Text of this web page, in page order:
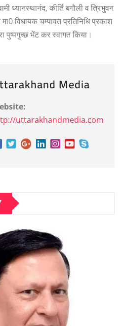
ध्यानस्थानंद, कीर्ति बगौली व त्रिभुवन
विधायक चम्पावत प्रतिनिधि प्रकाश
पुष्पगुच्छ भेंट कर स्वागत किया।
Media
uttarakhandmedia.com